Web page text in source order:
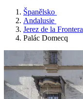
Španělsko
Andalusie
Jerez de la Frontera
Palác Domecq